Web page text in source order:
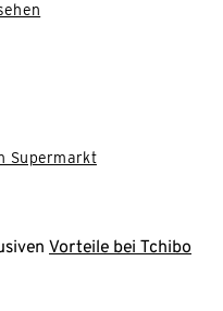
Supermarkt
Vorteile bei Tchibo